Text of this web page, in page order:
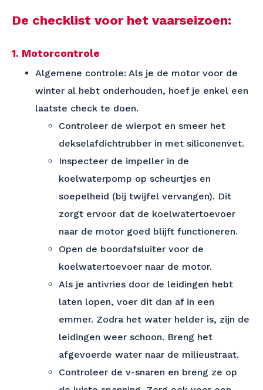
De checklist voor het vaarseizoen:
1. Motorcontrole
Algemene controle: Als je de motor voor de
winter al hebt onderhouden, hoef je enkel een
laatste check te doen.
Controleer de wierpot en smeer het
dekselafdichtrubber in met siliconenvet.
Inspecteer de impeller in de
koelwaterpomp op scheurtjes en
soepelheid (bij twijfel vervangen). Dit
zorgt ervoor dat de koelwatertoevoer
naar de motor goed blijft functioneren.
Open de boordafsluiter voor de
koelwatertoevoer naar de motor.
Als je antivries door de leidingen hebt
laten lopen, voer dit dan af in een
emmer. Zodra het water helder is, zijn de
leidingen weer schoon. Breng het
afgevoerde water naar de milieustraat.
Controleer de v-snaren en breng ze op